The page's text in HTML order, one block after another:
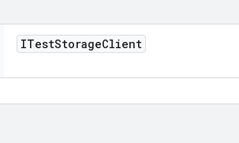
ITestStorageClient